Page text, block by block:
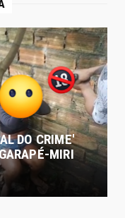
DO CRIME'
MIRI